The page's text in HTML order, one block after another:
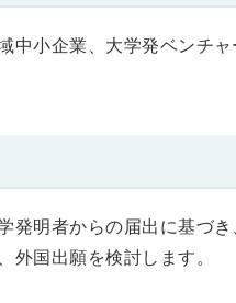
中小企業、大学発ベンチ
発明者からの届出に基づ
国出願を検討します。